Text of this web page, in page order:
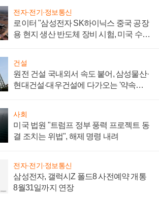
전자·전기·정보통신
로이터 "삼성전자 SK하이닉스 중국 공장
용 현지 생산 반도체 장비 시험, 미국 수출
건설
원전 건설 국내외서 속도 붙어, 삼성물산·
현대건설·대우건설에 다가오는 '약속의
사회
미국 법원 "트럼프 정부 풍력 프로젝트 동
결 조치는 위법", 해제 명령 내려
전자·전기·정보통신
삼성전자, 갤럭시Z 폴드8 사전예약 개통
8월31일까지 연장